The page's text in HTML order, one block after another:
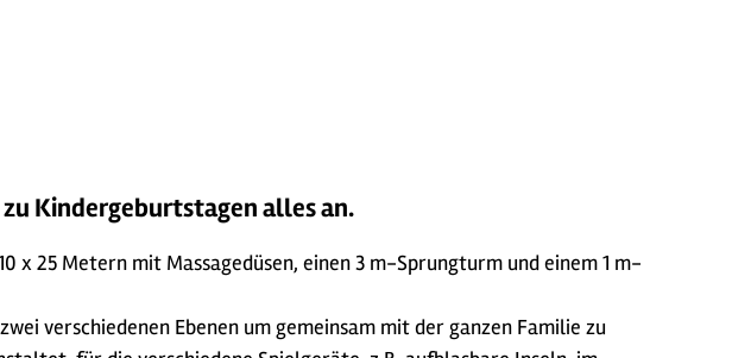
zu Kindergeburtstagen alles an.
25 Metern mit Massagedüsen, einen 3 m-Sprungturm und einem 1 m-
verschiedenen Ebenen um gemeinsam mit der ganzen Familie zu